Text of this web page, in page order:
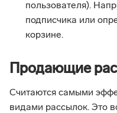
пользователя).
подписчика или
корзине.
Продающие
Считаются самыми
видами рассылок. Это